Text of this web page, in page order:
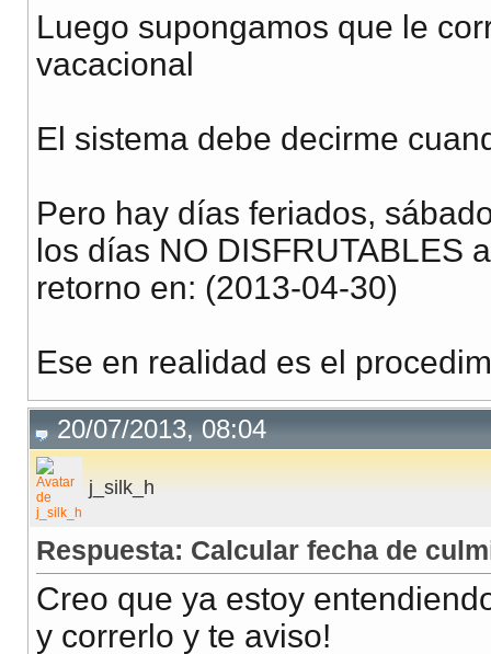
Luego supongamos que le
vacacional
El sistema debe decirme
Pero hay días feriados,
los días NO DISFRUTABLES
retorno en: (2013-04-30)
Ese en realidad es el
20/07/2013, 08:04
j_silk_h
Respuesta: Calcular fecha de
Creo que ya estoy
y correrlo y te aviso!